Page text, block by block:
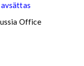
Office